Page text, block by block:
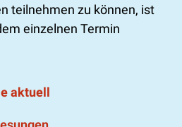
teilnehmen zu können, ist
einzelnen Termin
aktuell